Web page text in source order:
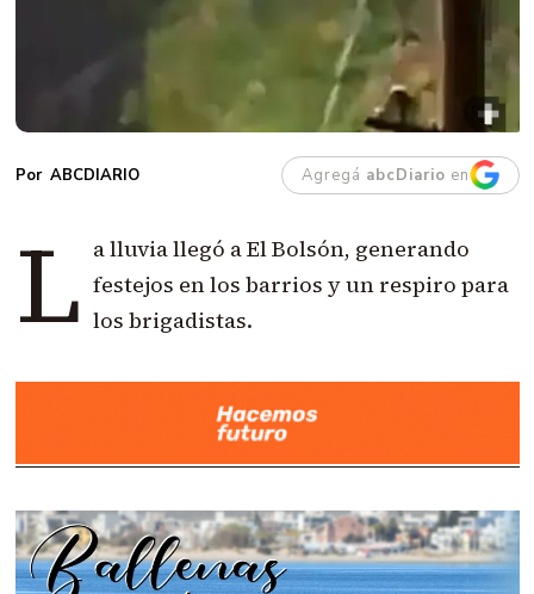
ABCDIARIO Agregá abcDiario en
L a lluvia llegó a El Bolsón, generando
festejos en los barrios y un respiro para
los brigadistas.